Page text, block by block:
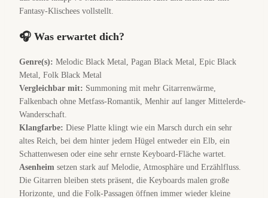
Fantasy-Klischees vollstellt.
🎧 Was erwartet dich?
Genre(s): Melodic Black Metal, Pagan Black Metal, Epic Black
Metal, Folk Black Metal
Vergleichbar mit: Summoning mit mehr Gitarrenwärme,
Falkenbach ohne Metfass-Romantik, Menhir auf langer Mittelerde-
Wanderschaft.
Klangfarbe: Diese Platte klingt wie ein Marsch durch ein sehr
altes Reich, bei dem hinter jedem Hügel entweder ein Elb, ein
Schattenwesen oder eine sehr ernste Keyboard-Fläche wartet.
Asenheim setzen stark auf Melodie, Atmosphäre und Erzählfluss.
Die Gitarren bleiben stets präsent, die Keyboards malen große
Horizonte, und die Folk-Passagen öffnen immer wieder kleine